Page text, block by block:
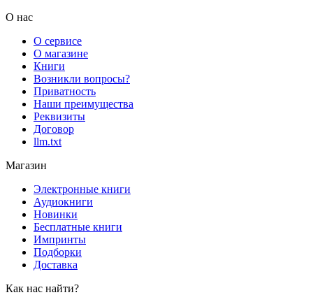
О нас
О сервисе
О магазине
Книги
Возникли вопросы?
Приватность
Наши преимущества
Реквизиты
Договор
llm.txt
Магазин
Электронные книги
Аудиокниги
Новинки
Бесплатные книги
Импринты
Подборки
Доставка
Как нас найти?